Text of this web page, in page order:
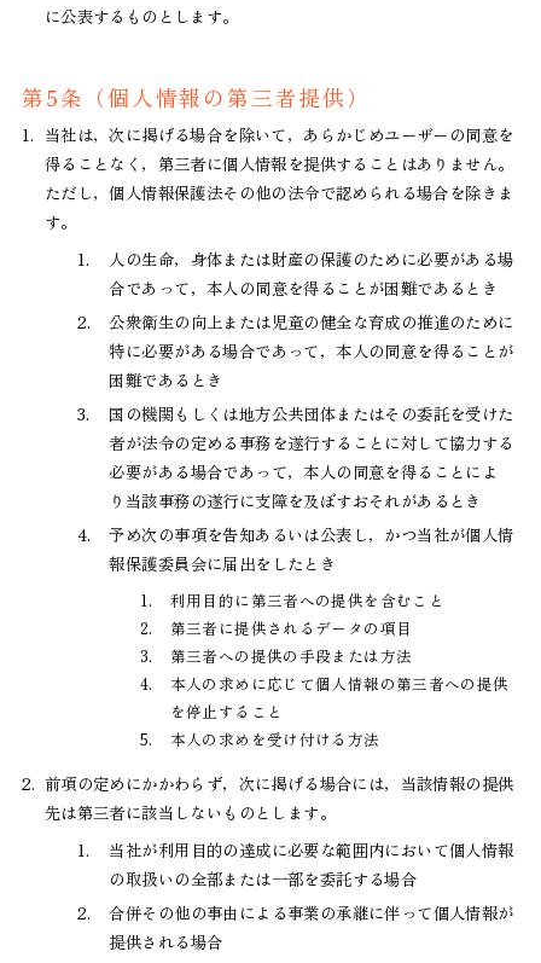
に公表するものとします。
第5条（個人情報の第三者提供）
1. 当社は，次に掲げる場合を除いて，あらかじめユーザーの同意を
得ることなく，第三者に個人情報を提供することはありません。
ただし，個人情報保護法その他の法令で認められる場合を除きま
す。
1.
人の生命，身体または財産の保護のために必要がある場
合であって，本人の同意を得ることが困難であるとき
2.
公衆衛生の向上または児童の健全な育成の推進のために
特に必要がある場合であって，本人の同意を得ることが
困難であるとき
3.
国の機関もしくは地方公共団体またはその委託を受けた
者が法令の定める事務を遂行することに対して協力する
必要がある場合であって，本人の同意を得ることによ
り当該事務の遂行に支障を及ぼすおそれがあるとき
4.
予め次の事項を告知あるいは公表し，かつ当社が個人情
報保護委員会に届出をしたとき
1.
利用目的に第三者への提供を含むこと
2.
第三者に提供されるデータの項目
3.
第三者への提供の手段または方法
4.
本人の求めに応じて個人情報の第三者への提供
を停止すること
5.
本人の求めを受け付ける方法
2. 前項の定めにかかわらず，次に掲げる場合には，当該情報の提供
先は第三者に該当しないものとします。
1.
当社が利用目的の達成に必要な範囲内において個人情報
の取扱いの全部または一部を委託する場合
2.
合併その他の事由による事業の承継に伴って個人情報が
提供される場合